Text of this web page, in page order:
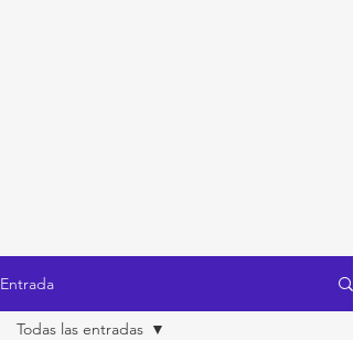
Entrada
Todas las entradas